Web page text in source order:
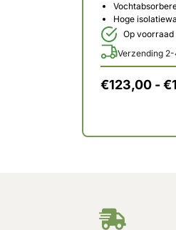
Hoge
Op voorraad
Verzending
€123,00 -€